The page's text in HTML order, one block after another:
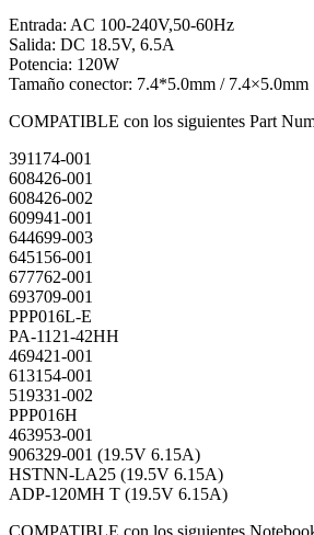
Entrada: AC 100-240V,50-60Hz
Salida: DC 18.5V, 6.5A
Potencia: 120W
Tamaño conector: 7.4*5.0mm / 7.4×5.0mm
COMPATIBLE con los siguientes Part
391174-001
608426-001
608426-002
609941-001
644699-003
645156-001
677762-001
693709-001
PPP016L-E
PA-1121-42HH
469421-001
613154-001
519331-002
PPP016H
463953-001
906329-001 (19.5V 6.15A)
HSTNN-LA25 (19.5V 6.15A)
ADP-120MH T (19.5V 6.15A)